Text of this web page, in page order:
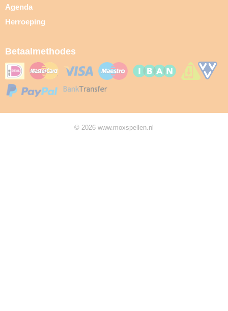
Agenda
Herroeping
Betaalmethodes
© 2026 www.moxspellen.nl